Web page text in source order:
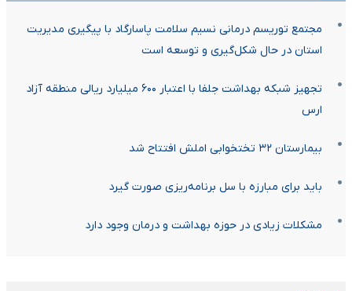
مجتمع توریسم درمانی نسیم سلامت پاسارگاد با پیگیری مدیریت
استان در حال شکل‌گیری و توسعه است
تجهیز شبکه بهداشت جلفا با اعتبار ۶۰۰ میلیارد ریالی منطقه آزاد
ارس
بیمارستان ۳۲ تختخوابی املش افتتاح شد
باید برای مبارزه با سل برنامه‌ریزی صورت گیرد
مشکلات زیادی در حوزه بهداشت و درمان وجود دارد